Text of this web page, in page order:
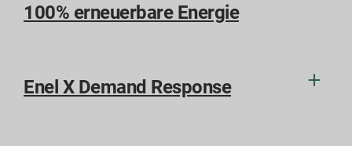
100% erneuerbare Energie
Enel X Demand Response